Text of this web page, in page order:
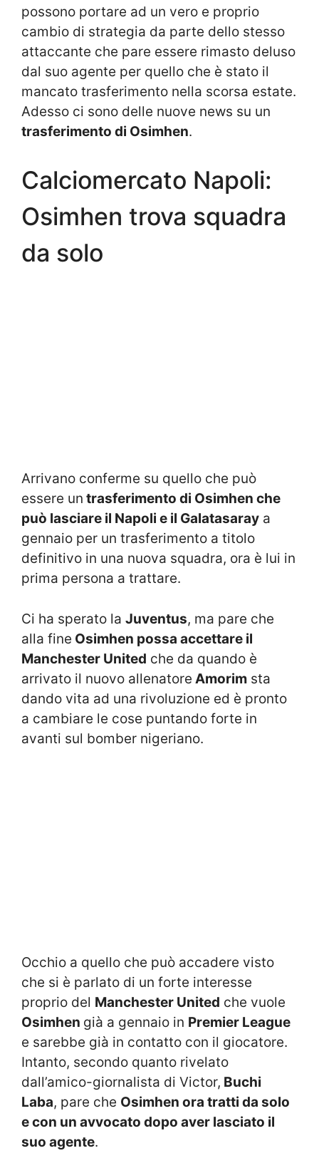
possono portare ad un vero e proprio
cambio di strategia da parte dello stesso
attaccante che pare essere rimasto deluso
dal suo agente per quello che è stato il
mancato trasferimento nella scorsa estate.
Adesso ci sono delle nuove news su un
trasferimento di Osimhen.
Calciomercato Napoli:
Osimhen trova squadra
da solo
Arrivano conferme su quello che può
essere un trasferimento di Osimhen che
può lasciare il Napoli e il Galatasaray a
gennaio per un trasferimento a titolo
definitivo in una nuova squadra, ora è lui in
prima persona a trattare.
Ci ha sperato la Juventus, ma pare che
alla fine Osimhen possa accettare il
Manchester United che da quando è
arrivato il nuovo allenatore Amorim sta
dando vita ad una rivoluzione ed è pronto
a cambiare le cose puntando forte in
avanti sul bomber nigeriano.
Occhio a quello che può accadere visto
che si è parlato di un forte interesse
proprio del Manchester United che vuole
Osimhen già a gennaio in Premier League
e sarebbe già in contatto con il giocatore.
Intanto, secondo quanto rivelato
dall’amico-giornalista di Victor, Buchi
Laba, pare che Osimhen ora tratti da solo
e con un avvocato dopo aver lasciato il
suo agente.